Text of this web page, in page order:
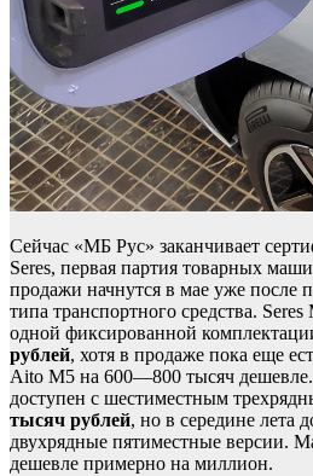
Сейчас «МБ Рус» заканчивает
Seres, первая партия товарных
продажи начнутся в мае уже после
типа транспортного средства.
одной фиксированной
рублей, хотя в продаже пока еще
Aito M5 на 600—800 тысяч дешевле.
доступен с шестиместным
тысяч рублей, но в середине лета
двухрядные пятиместные версии.
дешевле примерно на миллион.